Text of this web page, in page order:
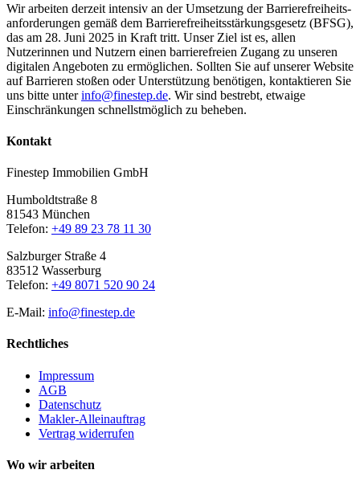
Wir arbeiten derzeit intensiv an der Umsetzung der Barrierefreiheits­
anforderungen gemäß dem Barrierefreiheitsstärkungsgesetz (BFSG),
das am 28. Juni 2025 in Kraft tritt. Unser Ziel ist es, allen
Nutzerinnen und Nutzern einen barrierefreien Zugang zu unseren
digitalen Angeboten zu ermöglichen. Sollten Sie auf unserer Website
auf Barrieren stoßen oder Unterstützung benötigen, kontaktieren Sie
uns bitte unterinfo@finestep.de. Wir sind bestrebt, etwaige
Einschränkungen schnellstmöglich zu beheben.
Kontakt
Finestep Immobilien GmbH
Humboldtstraße 8
81543 München
Telefon: +49 89 23 78 11 30
Salzburger Straße 4
83512 Wasserburg
Telefon: +49 8071 520 90 24
E-Mail: info@finestep.de
Rechtliches
Impressum
AGB
Datenschutz
Makler-Alleinauftrag
Vertrag widerrufen
Wo wir arbeiten